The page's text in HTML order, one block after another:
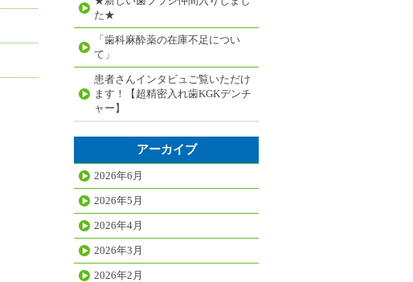
た★
「歯科麻酔薬の在庫不足につい
て」
患者さんインタビュご覧いただけ
ます！【超精密入れ歯KGKデンチ
ャー】
アーカイブ
2026年6月
2026年5月
2026年4月
2026年3月
2026年2月